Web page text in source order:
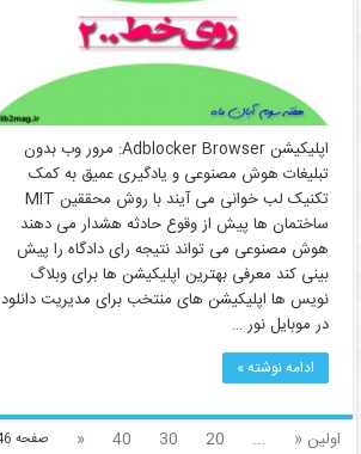
اپلیکیشن Adblocker Browser: مرور وب بدون
تبلیغات هوش مصنوعی و یادگیری عمیق به کمک
تکنیک لب خوانی می آیند با روش محققین MIT
ساختمان ها پیش از وقوع حادثه هشدار می دهند
هوش مصنوعی می‌ تواند نتیجه‌ رای دادگاه را پیش‌
بینی کند معرفی بهترین اپلیکیشن ها برای وبلاگ
نویس ها اپلیکیشن های منتخب برای مدیریت دانلود
در موبایل نور …
ادامه نوشته »
صفحه 46 از 83 اولین « ...
20
30
40
«